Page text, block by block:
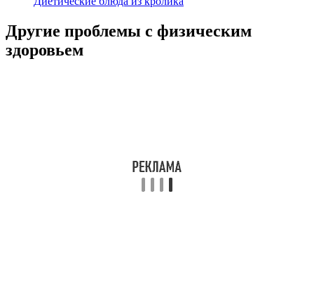
Другие проблемы с физическим
здоровьем